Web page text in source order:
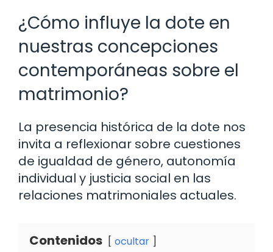
¿Cómo influye la dote en
nuestras concepciones
contemporáneas sobre el
matrimonio?
La presencia histórica de la dote nos
invita a reflexionar sobre cuestiones
de igualdad de género, autonomía
individual y justicia social en las
relaciones matrimoniales actuales.
Contenidos ocultar